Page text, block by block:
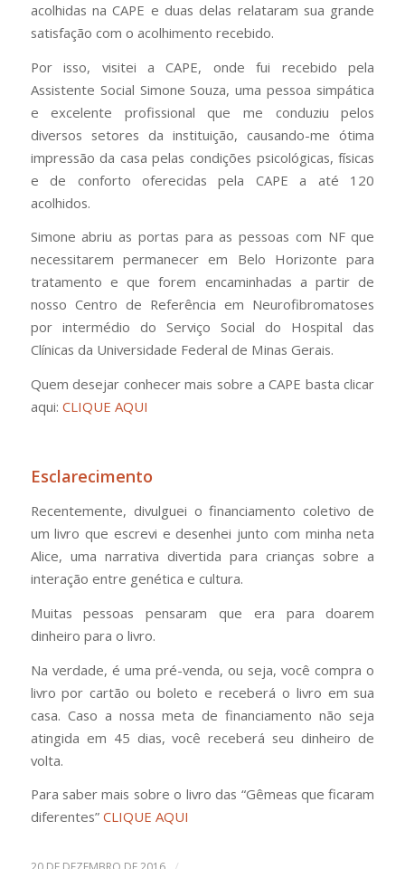
acolhidas na CAPE e duas delas relataram sua grande
satisfação com o acolhimento recebido.
Por isso, visitei a CAPE, onde fui recebido pela
Assistente Social Simone Souza, uma pessoa simpática
e excelente profissional que me conduziu pelos
diversos setores da instituição, causando-me ótima
impressão da casa pelas condições psicológicas, físicas
e de conforto oferecidas pela CAPE a até 120
acolhidos.
Simone abriu as portas para as pessoas com NF que
necessitarem permanecer em Belo Horizonte para
tratamento e que forem encaminhadas a partir de
nosso Centro de Referência em Neurofibromatoses
por intermédio do Serviço Social do Hospital das
Clínicas da Universidade Federal de Minas Gerais.
Quem desejar conhecer mais sobre a CAPE basta clicar
aqui: CLIQUE AQUI
Esclarecimento
Recentemente, divulguei o financiamento coletivo de
um livro que escrevi e desenhei junto com minha neta
Alice, uma narrativa divertida para crianças sobre a
interação entre genética e cultura.
Muitas pessoas pensaram que era para doarem
dinheiro para o livro.
Na verdade, é uma pré-venda, ou seja, você compra o
livro por cartão ou boleto e receberá o livro em sua
casa. Caso a nossa meta de financiamento não seja
atingida em 45 dias, você receberá seu dinheiro de
volta.
Para saber mais sobre o livro das “Gêmeas que ficaram
diferentes” CLIQUE AQUI